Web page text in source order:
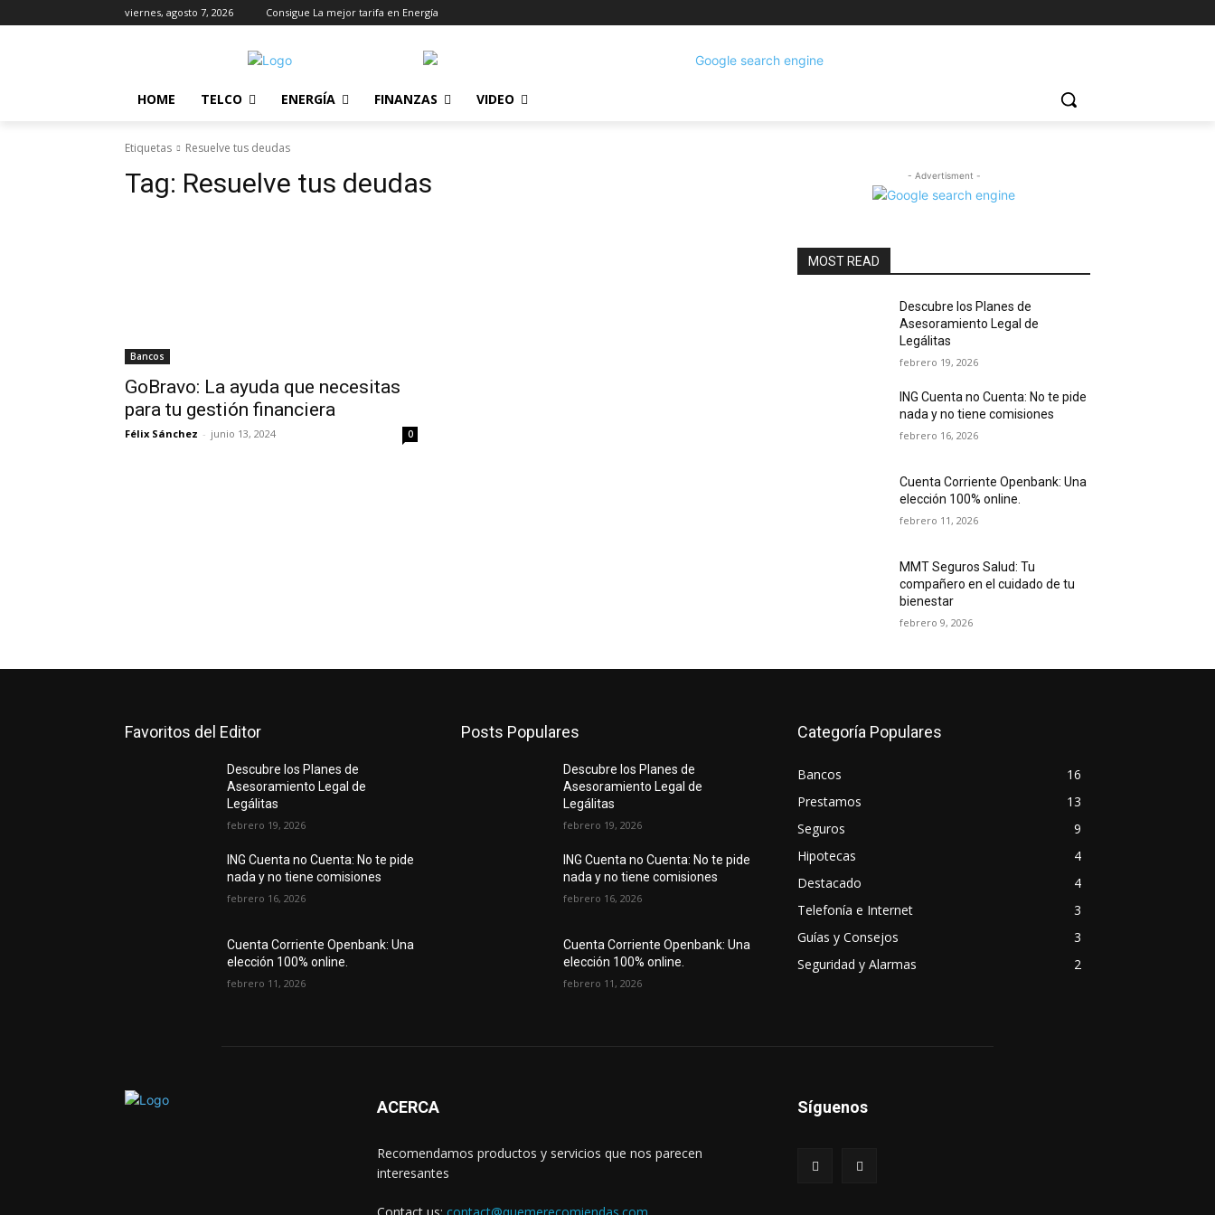
viernes, agosto 7, 2026 Consigue La mejor tarifa en Energía
HOME TELCO ENERGÍA FINANZAS VIDEO
Etiquetas Resuelve tus deudas
Tag: Resuelve tus deudas
Bancos
GoBravo: La ayuda que necesitas
para tu gestión financiera
Félix Sánchez - junio 13, 2024 0
- Advertisment -
MOST READ
Descubre los Planes de
Asesoramiento Legal de
Legálitas
febrero 19, 2026
ING Cuenta no Cuenta: No te pide
nada y no tiene comisiones
febrero 16, 2026
Cuenta Corriente Openbank: Una
elección 100% online.
febrero 11, 2026
MMT Seguros Salud: Tu
compañero en el cuidado de tu
bienestar
febrero 9, 2026
Favoritos del Editor
Descubre los Planes de
Asesoramiento Legal de
Legálitas
febrero 19, 2026
ING Cuenta no Cuenta: No te pide
nada y no tiene comisiones
febrero 16, 2026
Cuenta Corriente Openbank: Una
elección 100% online.
febrero 11, 2026
Posts Populares
Descubre los Planes de
Asesoramiento Legal de
Legálitas
febrero 19, 2026
ING Cuenta no Cuenta: No te pide
nada y no tiene comisiones
febrero 16, 2026
Cuenta Corriente Openbank: Una
elección 100% online.
febrero 11, 2026
Categoría Populares
Bancos
16
Prestamos
13
Seguros
9
Hipotecas
4
Destacado
4
Telefonía e Internet
3
Guías y Consejos
3
Seguridad y Alarmas
2
ACERCA
Recomendamos productos y servicios que nos parecen
interesantes
Síguenos